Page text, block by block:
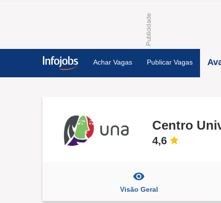
Achar Vagas Publicar Vagas
Centro
4,6
Visão Geral